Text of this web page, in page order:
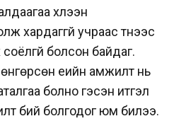
хүлээн
хардаггүй учраас түүнээс
болсон байдаг.
үеийн амжилт нь
болно гэсэн итгэл
бий болгодог юм билээ.